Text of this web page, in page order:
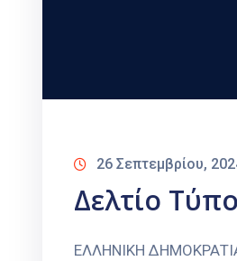
26 Σεπτεμβρίου,
Δελτίο
ΕΛΛΗΝΙΚΗ